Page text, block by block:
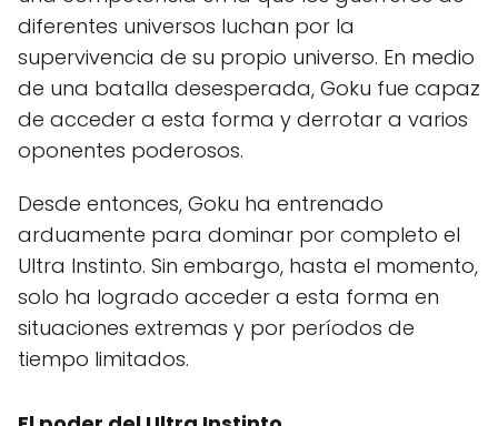
diferentes universos luchan por la
supervivencia de su propio universo. En medio
de una batalla desesperada, Goku fue capaz
de acceder a esta forma y derrotar a varios
oponentes poderosos.
Desde entonces, Goku ha entrenado
arduamente para dominar por completo el
Ultra Instinto. Sin embargo, hasta el momento,
solo ha logrado acceder a esta forma en
situaciones extremas y por períodos de
tiempo limitados.